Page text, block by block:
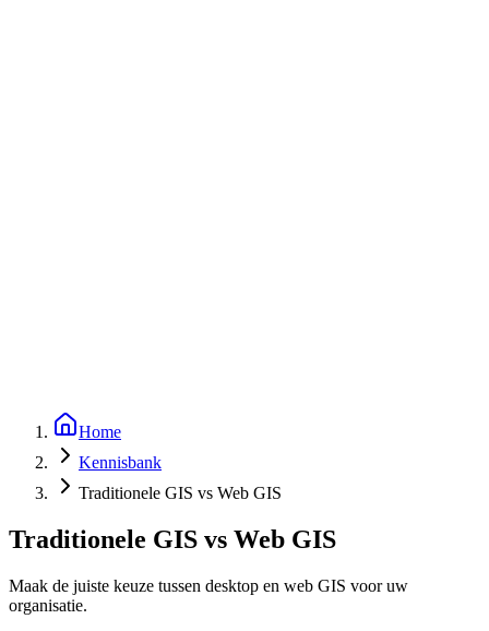
Home
Kennisbank
Traditionele GIS vs Web GIS
Traditionele GIS vs Web GIS
Maak de juiste keuze tussen desktop en web GIS voor uw
organisatie.